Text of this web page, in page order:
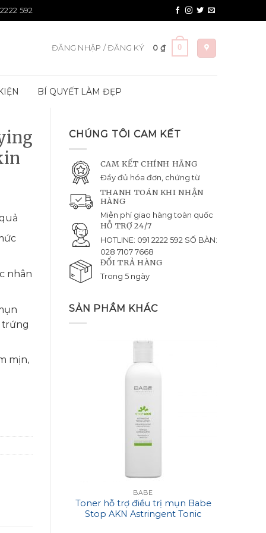
592
ĐĂNG NHẬP / ĐĂNG KÝ 0 ₫ 0
BÍ QUYẾT LÀM ĐẸP
CHÚNG TÔI CAM KẾT
CAM KẾT CHÍNH HÃNG
Đầy đủ hóa đơn, chứng từ
THANH TOÁN KHI NHẬN
HÀNG
Miễn phí giao hàng toàn quốc
HỖ TRỢ 24/7
HOTLINE: 091 2222 592 SỐ BÀN:
028 7107 7668
ĐỔI TRẢ HÀNG
Trong 5 ngày
SẢN PHẦM KHÁC
BABE
Toner hỗ trợ điều trị mụn Babe
Stop AKN Astringent Tonic
nhân
trứng
mịn,